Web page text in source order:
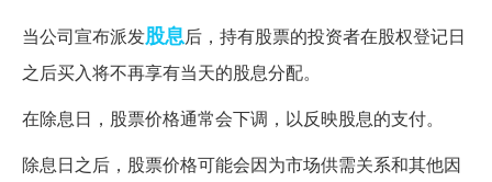
当公司宣布派发股息后，持有股票的投资者在股权登记日
之后买入将不再享有当天的股息分配。
在除息日，股票价格通常会下调，以反映股息的支付。
除息日之后，股票价格可能会因为市场供需关系和其他因